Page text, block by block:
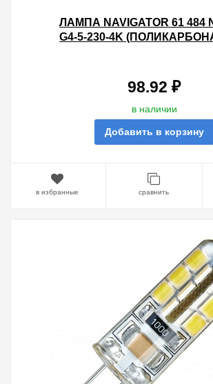
ЛАМПА NAVIGATOR 61 484
G4-5-230-4K
98.92 ₽
в наличии
Добавить в корзину
в избранные сравнить